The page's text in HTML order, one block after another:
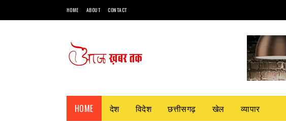
HOME ABOUT CONTACT
HOME देश विदेश छत्तीसगढ़ खेल व्यापार